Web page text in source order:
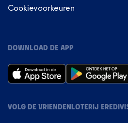
Cookievoorkeuren
DOWNLOAD DE APP
VOLG DE VRIENDENLOTERIJ